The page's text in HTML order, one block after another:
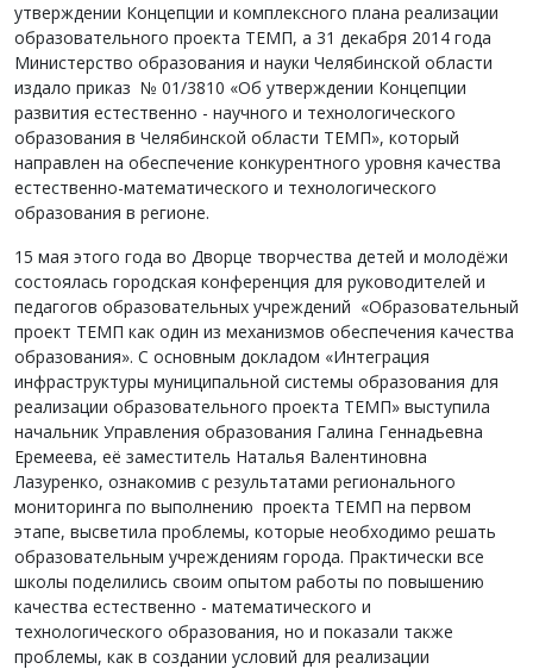
утверждении Концепции и комплексного плана реализации
образовательного проекта ТЕМП, а 31 декабря 2014 года
Министерство образования и науки Челябинской области
издало приказ № 01/3810 «Об утверждении Концепции
развития естественно - научного и технологического
образования в Челябинской области ТЕМП», который
направлен на обеспечение конкурентного уровня качества
естественно-математического и технологического
образования в регионе.
15 мая этого года во Дворце творчества детей и молодёжи
состоялась городская конференция для руководителей и
педагогов образовательных учреждений «Образовательный
проект ТЕМП как один из механизмов обеспечения качества
образования». С основным докладом «Интеграция
инфраструктуры муниципальной системы образования для
реализации образовательного проекта ТЕМП» выступила
начальник Управления образования Галина Геннадьевна
Еремеева, её заместитель Наталья Валентиновна
Лазуренко, ознакомив с результатами регионального
мониторинга по выполнению проекта ТЕМП на первом
этапе, высветила проблемы, которые необходимо решать
образовательным учреждениям города. Практически все
школы поделились своим опытом работы по повышению
качества естественно - математического и
технологического образования, но и показали также
проблемы, как в создании условий для реализации